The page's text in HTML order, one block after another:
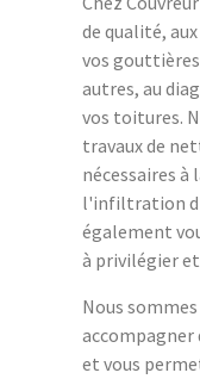
de qualité,
vos
autres, au
vos toitures.
travaux de
nécessaires à
l'infiltration
également
à privilégier
Nous
accompagner
et vous